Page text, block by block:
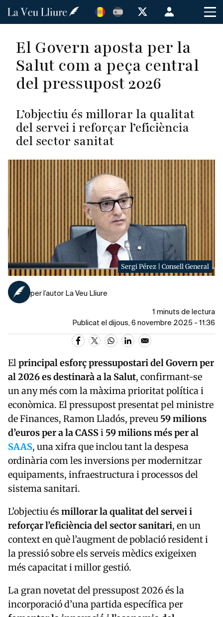
Vés
Menú
de
cuenta
de
usuario
El Govern aposta per la
Salut com a peça central
del pressupost 2026
L’objectiu és millorar la qualitat
del servei i reforçar l’eficiència
del sector sanitat
Sergi Pérez | Consell General
per l’autor La Veu Lliure
1 minuts de lectura
Publicat el dijous, 6 novembre 2025 - 11:36
Elprincipal esforç pressupostari del Govern per
al 2026 es destinarà a la Salut, confirmant-se
un any més com la màxima prioritat política i
econòmica. El pressupost presentat pel ministre
de Finances, Ramon Lladós, preveu 59 milions
d’euros per a la CASSi 59 milions més per al
SAAS, una xifra que inclou tant la despesa
ordinària com les inversions per modernitzar
equipaments, infraestructura i processos del
sistema sanitari.
L’objectiu és millorar la qualitat del servei i
reforçar l’eficiència del sector sanitari, en un
context en què l’augment de població resident i
la pressió sobre els serveis mèdics exigeixen
més capacitat i millor gestió.
La gran novetat del pressupost 2026 és la
incorporació d’una partida específica per